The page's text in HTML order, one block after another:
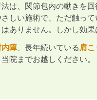
は、関節包内の動きを
しい施術で、ただ触っ
ありません。しかし効果
障、長年続いている 肩
院までお越しください。